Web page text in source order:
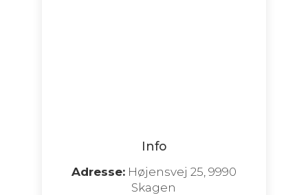
Info
Adresse:Højensvej 25, 9990
Skagen